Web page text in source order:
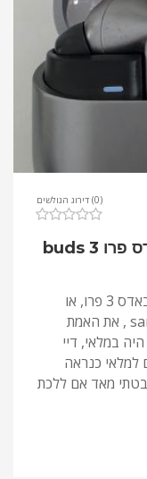
(0) דירוג הגולשים
סקירה / חוות דעת גלאקסי באדס פרו 3 buds
אז אני כבר כמה חודשים עם הגלאקסי באדס 3 פרו, או
באנגלית samsung galaxy buds 3 pro , את האמת
במלאי, דיי
אותם למלאי כנראה
מאד אם ללכת